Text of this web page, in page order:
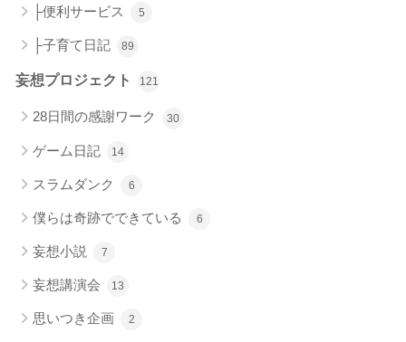
├便利サービス 5
├子育て日記 89
妄想プロジェクト 121
28日間の感謝ワーク 30
ゲーム日記 14
スラムダンク 6
僕らは奇跡でできている 6
妄想小説 7
妄想講演会 13
思いつき企画 2